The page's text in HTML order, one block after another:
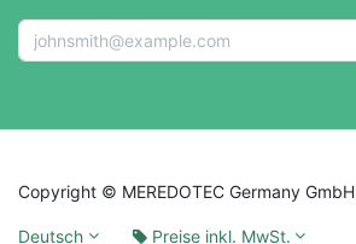
Copyright © MEREDOTEC Germany GmbH
Deutsch Preise inkl. MwSt.